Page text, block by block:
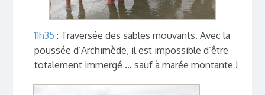
11h35 : Traversée des sables mouvants. Avec la
poussée d’Archimède, il est impossible d’être
totalement immergé … sauf à marée montante !